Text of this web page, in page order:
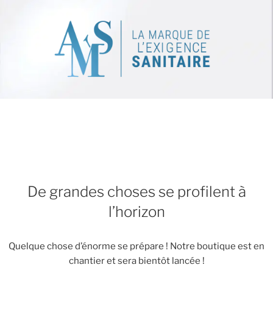
De grandes choses se profilent à
l’horizon
Quelque chose d’énorme se prépare ! Notre boutique est en
chantier et sera bientôt lancée !